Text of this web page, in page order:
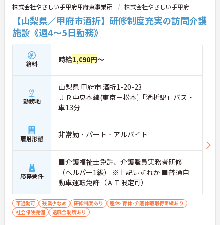
株式会社やさしい手甲府甲府東事業所 株式会社やさしい手甲府
【山梨県／甲府市酒折】研修制度充実の訪問介護
施設《週4～5日勤務》
給料 時給1,090円～
勤務地
山梨県 甲府市 酒折1-20-23
ＪＲ中央本線(東京－松本)「酒折駅」バス・
車13分
雇用形態 非常勤・パート・アルバイト
応募要件
■介護福祉士免許、介護職員実務者研修
（ヘルパー1級） ※上記いずれか ■普通自
動車運転免許（ＡＴ限定可）
車通勤可 残業少なめ 研修制度あり
産休･育休･介護休暇取得実績あり
社会保険完備
退職金制度あり